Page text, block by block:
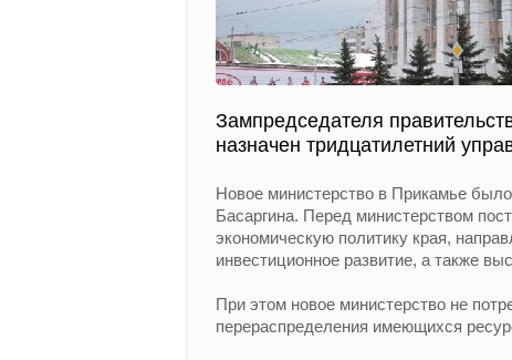
Зампредседателя
назначен тридцатилетний
Новое министерство в Прикамье
Басаргина. Перед министерством
экономическую политику края,
инвестиционное развитие, а также
При этом новое министерство не
перераспределения имеющихся